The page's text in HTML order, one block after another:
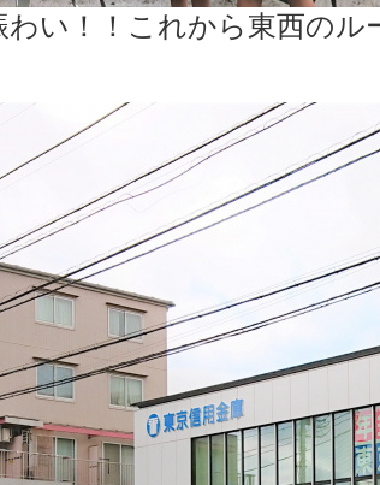
わい！！これから東西のル